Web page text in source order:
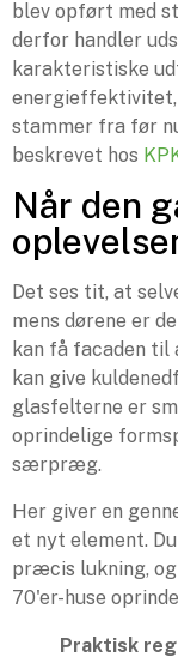
blev opført med
derfor handler
karakteristiske
energieffektivitet,
stammer fra før
beskrevet hos
Når den
Det ses tit, at
mens dørene er
kan få facaden
kan give
glasfelterne er
oprindelige
særpræg.
Her giver en
et nyt element.
præcis lukning, og
70'er-huse
Praktisk